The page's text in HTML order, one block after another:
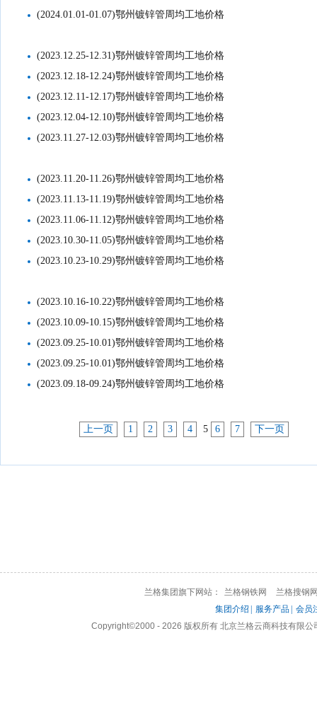
(2024.01.01-01.07)鄂州镀锌管周均工地价格
(2023.12.25-12.31)鄂州镀锌管周均工地价格
(2023.12.18-12.24)鄂州镀锌管周均工地价格
(2023.12.11-12.17)鄂州镀锌管周均工地价格
(2023.12.04-12.10)鄂州镀锌管周均工地价格
(2023.11.27-12.03)鄂州镀锌管周均工地价格
(2023.11.20-11.26)鄂州镀锌管周均工地价格
(2023.11.13-11.19)鄂州镀锌管周均工地价格
(2023.11.06-11.12)鄂州镀锌管周均工地价格
(2023.10.30-11.05)鄂州镀锌管周均工地价格
(2023.10.23-10.29)鄂州镀锌管周均工地价格
(2023.10.16-10.22)鄂州镀锌管周均工地价格
(2023.10.09-10.15)鄂州镀锌管周均工地价格
(2023.09.25-10.01)鄂州镀锌管周均工地价格
(2023.09.25-10.01)鄂州镀锌管周均工地价格
(2023.09.18-09.24)鄂州镀锌管周均工地价格
上一页 1 2 3 4 5 6 7 下一页